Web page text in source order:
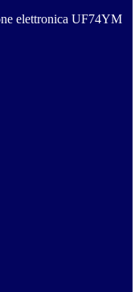
elettronica UF74YM